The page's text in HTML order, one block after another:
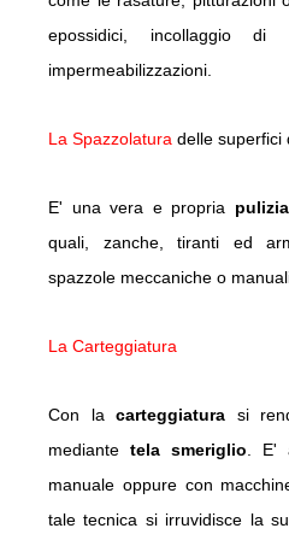
epossidici, incollaggio di
impermeabilizzazioni.
La Spazzolatura delle superfici
E' una vera e propria pulizia
quali, zanche, tiranti ed
spazzole meccaniche o
La Carteggiatura
Con lacarteggiatura si
mediante tela smeriglio. E'
manuale oppure con
tale tecnica si irruvidisce la